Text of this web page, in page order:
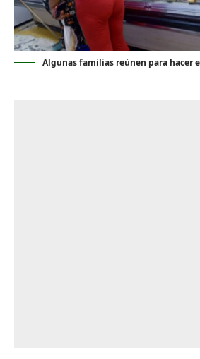
Algunas familias reúnen para hacer